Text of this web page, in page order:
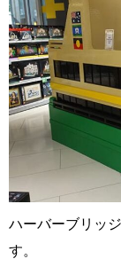
ハーバーブリッ
す。